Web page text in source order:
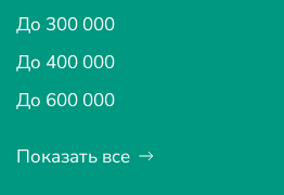
До 300 000
До 400 000
До 600 000
Показать все